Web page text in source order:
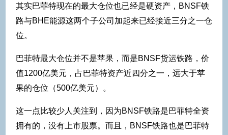
其实巴菲特现在的最大仓位也已经是硬资产，BNSF铁
路与BHE能源这两个子公司加起来已经接近三分之一仓
位。
巴菲特最大仓位并不是苹果，而是BNSF货运铁路，价
值1200亿美元，占巴菲特资产近四分之一，远大于苹
果的仓位（500亿美元）。
这一点比较少人关注到，因为BNSF铁路是巴菲特全资
拥有的，没有上市股票。而且，BNSF铁路也是巴菲特